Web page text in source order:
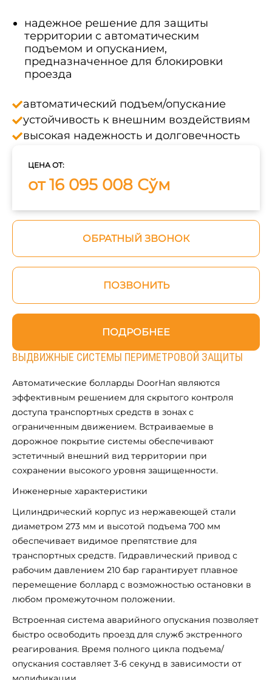
надежное решение для защиты
территории с автоматическим
подъемом и опусканием,
предназначенное для блокировки
проезда
автоматический подъем/опускание
устойчивость к внешним воздействиям
высокая надежность и долговечность
ЦЕНА ОТ:
от 16 095 008 Сўм
ОБРАТНЫЙ ЗВОНОК
ПОЗВОНИТЬ
ПОДРОБНЕЕ
ВЫДВИЖНЫЕ СИСТЕМЫ ПЕРИМЕТРОВОЙ ЗАЩИТЫ
Автоматические болларды DoorHan являются
эффективным решением для скрытого контроля
доступа транспортных средств в зонах с
ограниченным движением. Встраиваемые в
дорожное покрытие системы обеспечивают
эстетичный внешний вид территории при
сохранении высокого уровня защищенности.
Инженерные характеристики
Цилиндрический корпус из нержавеющей стали
диаметром 273 мм и высотой подъема 700 мм
обеспечивает видимое препятствие для
транспортных средств. Гидравлический привод с
рабочим давлением 210 бар гарантирует плавное
перемещение боллард с возможностью остановки в
любом промежуточном положении.
Встроенная система аварийного опускания позволяет
быстро освободить проезд для служб экстренного
реагирования. Время полного цикла подъема/
опускания составляет 3-6 секунд в зависимости от